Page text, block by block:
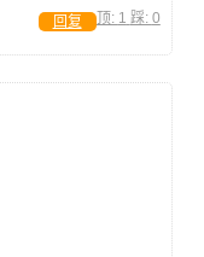
顶: 1 踩: 0
回复